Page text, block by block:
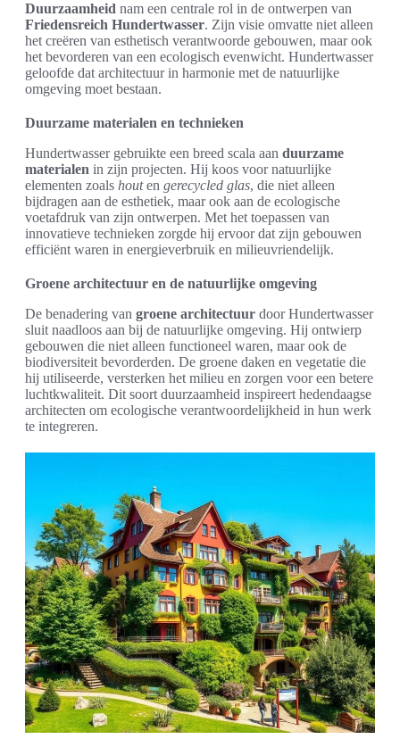
Duurzaamheid nam een centrale rol in de ontwerpen van
Friedensreich Hundertwasser. Zijn visie omvatte niet alleen
het creëren van esthetisch verantwoorde gebouwen, maar ook
het bevorderen van een ecologisch evenwicht. Hundertwasser
geloofde dat architectuur in harmonie met de natuurlijke
omgeving moet bestaan.
Duurzame materialen en technieken
Hundertwasser gebruikte een breed scala aan duurzame
materialen in zijn projecten. Hij koos voor natuurlijke
elementen zoals houten gerecycled glas, die niet alleen
bijdragen aan de esthetiek, maar ook aan de ecologische
voetafdruk van zijn ontwerpen. Met het toepassen van
innovatieve technieken zorgde hij ervoor dat zijn gebouwen
efficiënt waren in energieverbruik en milieuvriendelijk.
Groene architectuur en de natuurlijke omgeving
De benadering van groene architectuur door Hundertwasser
sluit naadloos aan bij de natuurlijke omgeving. Hij ontwierp
gebouwen die niet alleen functioneel waren, maar ook de
biodiversiteit bevorderden. De groene daken en vegetatie die
hij utiliseerde, versterken het milieu en zorgen voor een betere
luchtkwaliteit. Dit soort duurzaamheid inspireert hedendaagse
architecten om ecologische verantwoordelijkheid in hun werk
te integreren.